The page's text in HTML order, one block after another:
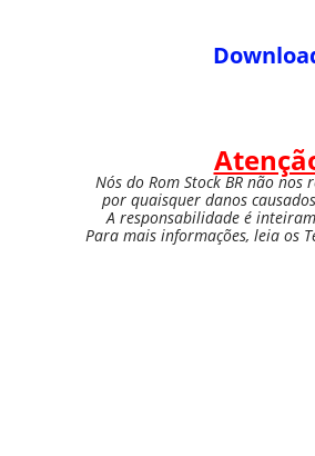
Nós do Rom Stock BR não nos
por quaisquer danos
A responsabilidade é
Para mais informações, leia os